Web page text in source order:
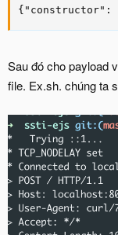
{"constructor":
Sau đó cho payload
file. Ex.sh. chúng ta